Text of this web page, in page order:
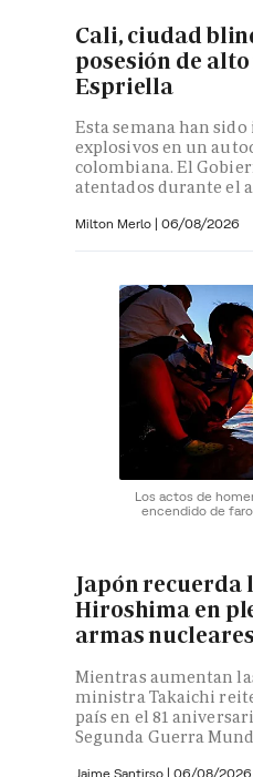
Cali, ciudad
posesión de
Espriella
Esta semana han
explosivos en un
colombiana. El
atentados durante el
Milton Merlo | 06/08/2026
Los actos de
encendido de
Japón recuerda
Hiroshima en
armas nucleares
Mientras aumentan
ministra Takaichi
país en el 81
Segunda Guerra
Jaime Santirso | 06/08/2026